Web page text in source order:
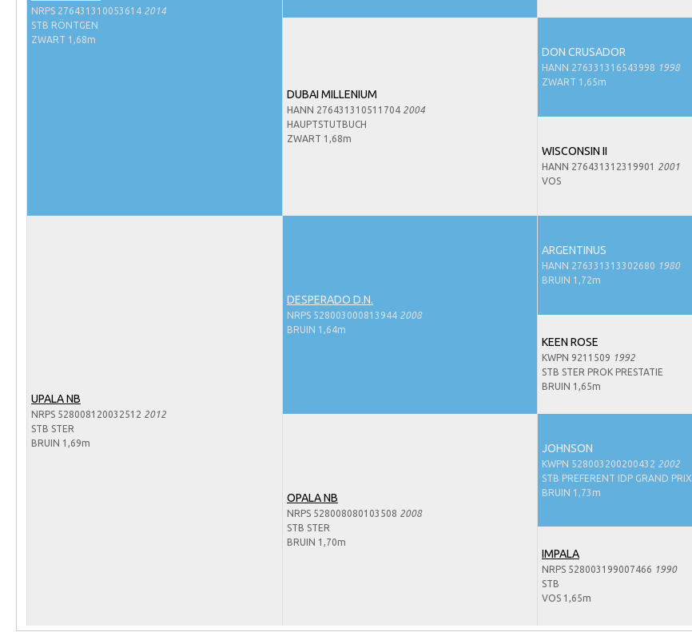
Hengstenkeuring
Regionale Keuringen
Informatie aan je paard of pony toevoegen
Onze fokkerij
NRPS 276431310053614 2014
STB RÖNTGEN
ZWART 1,68m
DUBAI MILLENIUM
HANN 276431310511704 2004
HAUPTSTUTBUCH
ZWART 1,68m
DON CRUSADOR
HANN 276331316543998 1998
ZWART 1,65m
WISCONSIN II
HANN 276431312319901 2001
VOS
UPALA NB
NRPS 528008120032512 2012
STB STER
BRUIN 1,69m
DESPERADO D.N.
NRPS 528003000813944 2008
BRUIN 1,64m
ARGENTINUS
HANN 276331313302680 1980
BRUIN 1,72m
KEEN ROSE
KWPN 9211509 1992
STB STER PROK PRESTATIE
BRUIN 1,65m
OPALA NB
NRPS 528008080103508 2008
STB STER
BRUIN 1,70m
JOHNSON
KWPN 528003200200432 2002
STB PREFERENT IDP GRAND PRIX
BRUIN 1,73m
IMPALA
NRPS 528003199007466 1990
STB
VOS 1,65m